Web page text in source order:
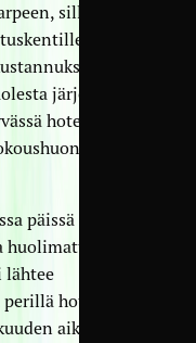
sillä
on
järjestetty
hotellissa, ja
ja
päissä
lähtee
hotellilla
aikaan